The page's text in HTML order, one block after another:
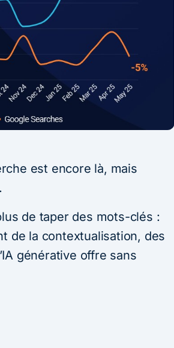
est encore là, mais
de taper des mots-clés :
de la contextualisation, des
générative offre sans